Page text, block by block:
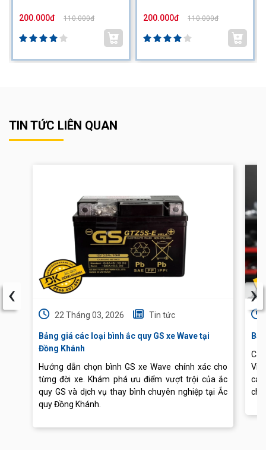
200.000đ 110.000đ 200.000đ 110.000đ
TIN TỨC LIÊN QUAN
22 Tháng 03, 2026 Tin tức
Bảng giá các loại bình ắc quy GS xe Wave tại
Đồng Khánh
Hướng dẫn chọn bình GS xe Wave chính xác cho
từng đời xe. Khám phá ưu điểm vượt trội của ắc
quy GS và dịch vụ thay bình chuyên nghiệp tại Ắc
quy Đồng Khánh.
‹ ›